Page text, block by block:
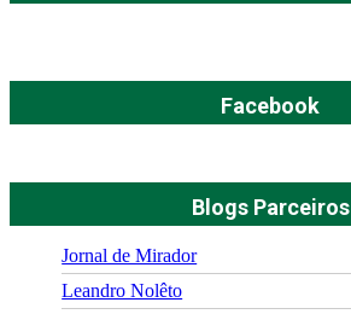
Facebook
Blogs Parceiros
Jornal de Mirador
Leandro Nolêto